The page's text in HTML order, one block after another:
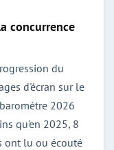
concurrence
du
d'écran sur le
2026
qu'en 2025, 8
ont lu ou écouté